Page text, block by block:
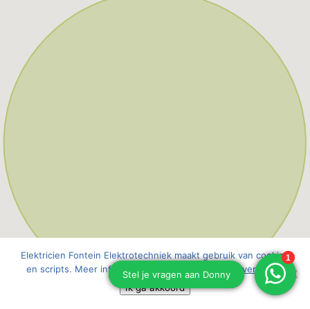
Elektricien Fontein Elektrotechniek maakt gebruik van cookies
en scripts. Meer informatie vindt u in onze
cookieverklaring
Ik ga akkoord